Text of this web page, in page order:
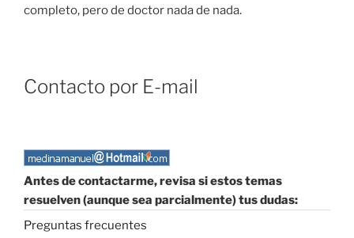
completo, pero de doctor nada de nada.
Contacto por E-mail
Antes de contactarme, revisa si estos temas
resuelven (aunque sea parcialmente) tus dudas:
Preguntas frecuentes